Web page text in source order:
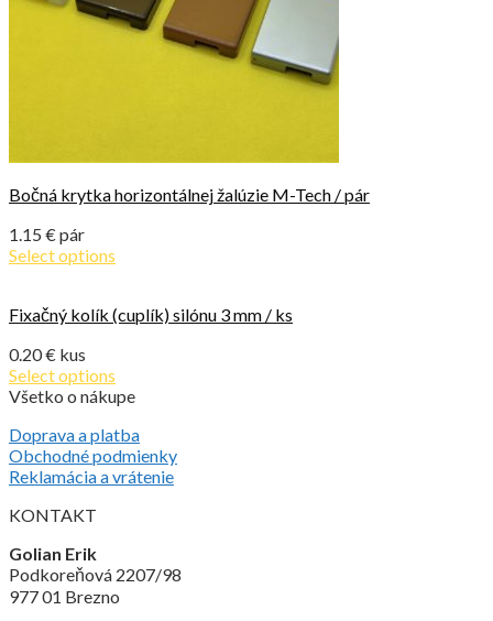
Bočná krytka horizontálnej žalúzie M-Tech / pár
1.15 € pár
Select options
Fixačný kolík (cuplík) silónu 3 mm / ks
0.20€ kus
Select options
Všetko o nákupe
Doprava a platba
Obchodné podmienky
Reklamácia a vrátenie
KONTAKT
Golian Erik
Podkoreňová 2207/98
977 01 Brezno